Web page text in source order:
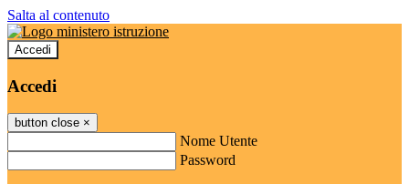
Salta al contenuto
Accedi
Accedi
button close ×
Nome Utente
Password